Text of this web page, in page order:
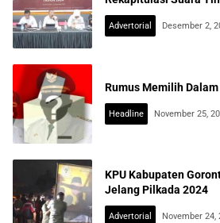
Advertorial Desember 2,
Rumus Memilih
Headline November 25,
KPU Kabupaten
Jelang Pilkada 2024
Advertorial November 24,